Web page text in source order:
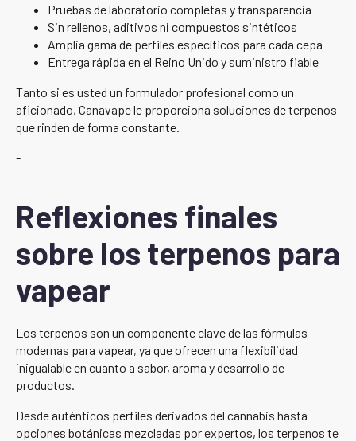
Pruebas de laboratorio completas y transparencia
Sin rellenos, aditivos ni compuestos sintéticos
Amplia gama de perfiles específicos para cada cepa
Entrega rápida en el Reino Unido y suministro fiable
Tanto si es usted un formulador profesional como un
aficionado, Canavape le proporciona soluciones de terpenos
que rinden de forma constante.
-
Reflexiones finales
sobre los terpenos para
vapear
Los terpenos son un componente clave de las fórmulas
modernas para vapear, ya que ofrecen una flexibilidad
inigualable en cuanto a sabor, aroma y desarrollo de
productos.
Desde auténticos perfiles derivados del cannabis hasta
opciones botánicas mezcladas por expertos, los terpenos te